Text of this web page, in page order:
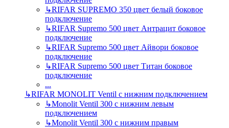
↳RIFAR SUPREMO 350 цвет белый боковое
подключение
↳RIFAR Supremo 500 цвет Антрацит боковое
подключение
↳RIFAR Supremo 500 цвет Айвори боковое
подключение
↳RIFAR Supremo 500 цвет Титан боковое
подключение
...
↳RIFAR MONOLIT Ventil с нижним подключением
↳Monolit Ventil 300 с нижним левым
подключением
↳Monolit Ventil 300 с нижним правым